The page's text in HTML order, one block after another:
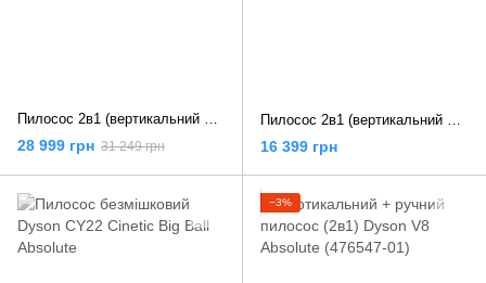
Пилосос 2в1 (вертикальний + ручний) Dyson Gen5detect Absolute Midnight Blue/Copper (447002-01)
28 999 грн 31 249 грн
Пилосос 2в1 (вертикальний + ручний) Dyson Cyclone V10 Absolute (448883-01)
16 399 грн
−3%